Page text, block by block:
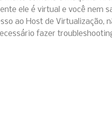
ele é virtual e você nem
ao Host de Virtualização,
fazer